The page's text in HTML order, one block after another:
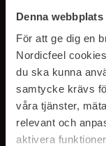
Denna
För att ge dig en
Nordicfeel
du ska kunna
samtycke krävs
våra tjänster,
relevant och
aktivera
Genom att
Avprenumerera när